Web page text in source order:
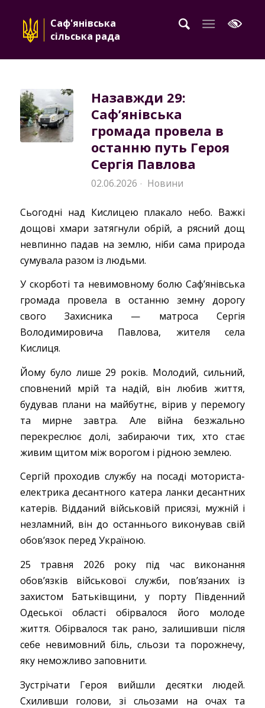
Саф'янівська
сільська рада
Назавжди 29:
Саф’янівська
громада провела в
останню путь Героя
Сергія Павлова
02.06.2026 · Новини
Сьогодні над Кислицею плакало небо. Важкі
дощові хмари затягнули обрій, а рясний дощ
невпинно падав на землю, ніби сама природа
сумувала разом із людьми.
У скорботі та невимовному болю Саф’янівська
громада провела в останню земну дорогу
свого Захисника — матроса Сергія
Володимировича Павлова, жителя села
Кислиця.
Йому було лише 29 років. Молодий, сильний,
сповнений мрій та надій, він любив життя,
будував плани на майбутнє, вірив у перемогу
та мирне завтра. Але війна безжально
перекреслює долі, забираючи тих, хто стає
живим щитом між ворогом і рідною землею.
Сергій проходив службу на посаді моториста-
електрика десантного катера ланки десантних
катерів. Відданий військовій присязі, мужній і
незламний, він до останнього виконував свій
обов’язок перед Україною.
25 травня 2026 року під час виконання
обов’язків військової служби, пов’язаних із
захистом Батьківщини, у порту Південний
Одеської області обірвалося його молоде
життя. Обірвалося так рано, залишивши після
себе невимовний біль, сльози та порожнечу,
яку неможливо заповнити.
Зустрічати Героя вийшли десятки людей.
Схиливши голови, зі сльозами на очах та